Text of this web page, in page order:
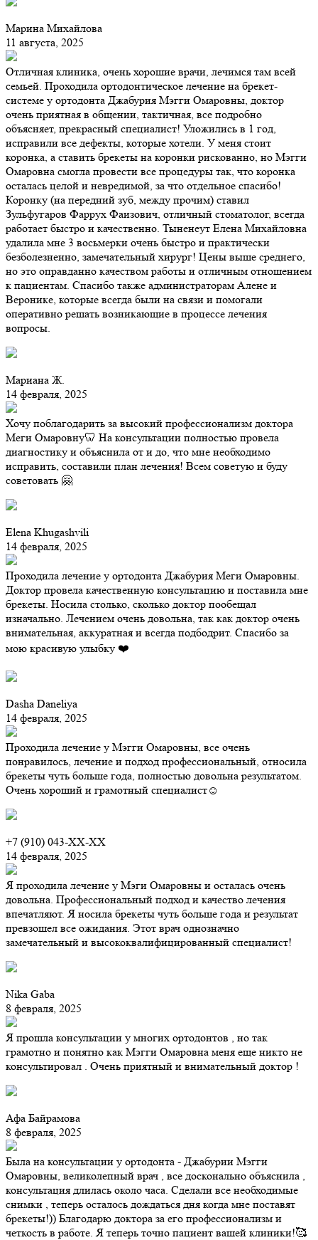
Марина Михайлова
11 августа, 2025
Отличная клиника, очень хорошие врачи, лечимся там всей
семьей. Проходила ортодонтическое лечение на брекет-
системе у ортодонта Джабурия Мэгги Омаровны, доктор
очень приятная в общении, тактичная, все подробно
объясняет, прекрасный специалист! Уложились в 1 год,
исправили все дефекты, которые хотели. У меня стоит
коронка, а ставить брекеты на коронки рискованно, но Мэгги
Омаровна смогла провести все процедуры так, что коронка
осталась целой и невредимой, за что отдельное спасибо!
Коронку (на передний зуб, между прочим) ставил
Зульфугаров Фаррух Фаизович, отличный стоматолог, всегда
работает быстро и качественно. Тыненеут Елена Михайловна
удалила мне 3 восьмерки очень быстро и практически
безболезненно, замечательный хирург! Цены выше среднего,
но это оправданно качеством работы и отличным отношением
к пациентам. Спасибо также администраторам Алене и
Веронике, которые всегда были на связи и помогали
оперативно решать возникающие в процессе лечения
вопросы.
Мариана Ж.
14 февраля, 2025
Хочу поблагодарить за высокий профессионализм доктора
Меги Омаровну🦷 На консультации полностью провела
диагностику и объяснила от и до, что мне необходимо
исправить, составили план лечения! Всем советую и буду
советовать 🤗
Elena Khugashvili
14 февраля, 2025
Проходила лечение у ортодонта Джабурия Меги Омаровны.
Доктор провела качественную консультацию и поставила мне
брекеты. Носила столько, сколько доктор пообещал
изначально. Лечением очень довольна, так как доктор очень
внимательная, аккуратная и всегда подбодрит. Спасибо за
мою красивую улыбку ❤️
Dasha Daneliya
14 февраля, 2025
Проходила лечение у Мэгги Омаровны, все очень
понравилось, лечение и подход профессиональный, относила
брекеты чуть больше года, полностью довольна результатом.
Очень хороший и грамотный специалист☺️
+7 (910) 043-XX-XX
14 февраля, 2025
Я проходила лечение у Мэги Омаровны и осталась очень
довольна. Профессиональный подход и качество лечения
впечатляют. Я носила брекеты чуть больше года и результат
превзошел все ожидания. Этот врач однозначно
замечательный и высококвалифицированный специалист!
Nika Gaba
8 февраля, 2025
Я прошла консультации у многих ортодонтов , но так
грамотно и понятно как Мэгги Омаровна меня еще никто не
консультировал . Очень приятный и внимательный доктор !
Афа Байрамова
8 февраля, 2025
Была на консультации у ортодонта - Джабурии Мэгги
Омаровны, великолепный врач , все досконально объяснила ,
консультация длилась около часа. Сделали все необходимые
снимки , теперь осталось дождаться дня когда мне поставят
брекеты!)) Благодарю доктора за его профессионализм и
четкость в работе. Я теперь точно пациент вашей клиники!🥰